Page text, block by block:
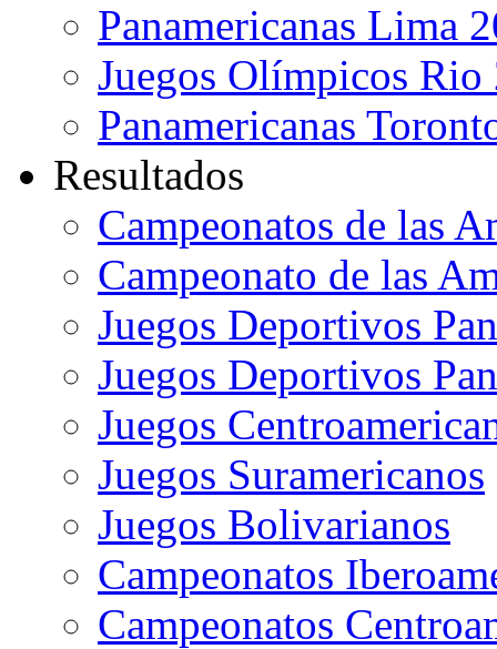
Panamericanas Lima
Juegos Olímpicos Rio
Panamericanas
Resultados
Campeonatos de las
Campeonato de las
Juegos Deportivos
Juegos Deportivos
Juegos
Juegos Suramericanos
Juegos Bolivarianos
Campeonatos
Campeonatos